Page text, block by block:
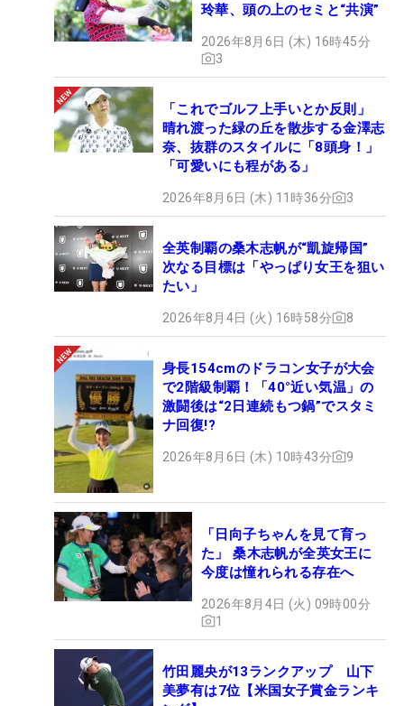
玲華、頭の上のセミと“共演”
2026年8月6日 (木) 16時45分
3
「これでゴルフ上手いとか反則」
晴れ渡った緑の丘を散歩する金澤志
奈、抜群のスタイルに「8頭身！」
「可愛いにも程がある」
2026年8月6日 (木) 11時36分 3
全英制覇の桑木志帆が“凱旋帰国”
次なる目標は「やっぱり女王を狙い
たい」
2026年8月4日 (火) 16時58分 8
身長154cmのドラコン女子が大会
で2階級制覇！「40°近い気温」の
激闘後は“2日連続もつ鍋”でスタミ
ナ回復!?
2026年8月6日 (木) 10時43分 9
「日向子ちゃんを見て育っ
た」 桑木志帆が全英女王に
今度は憧れられる存在へ
2026年8月4日 (火) 09時00分
1
竹田麗央が13ランクアップ 山下
美夢有は7位【米国女子賞金ランキ